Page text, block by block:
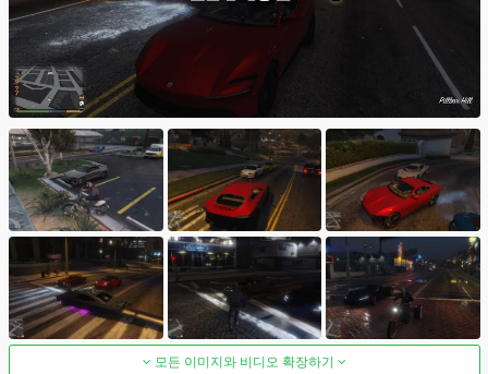
모든 이미지와 비디오 확장하기